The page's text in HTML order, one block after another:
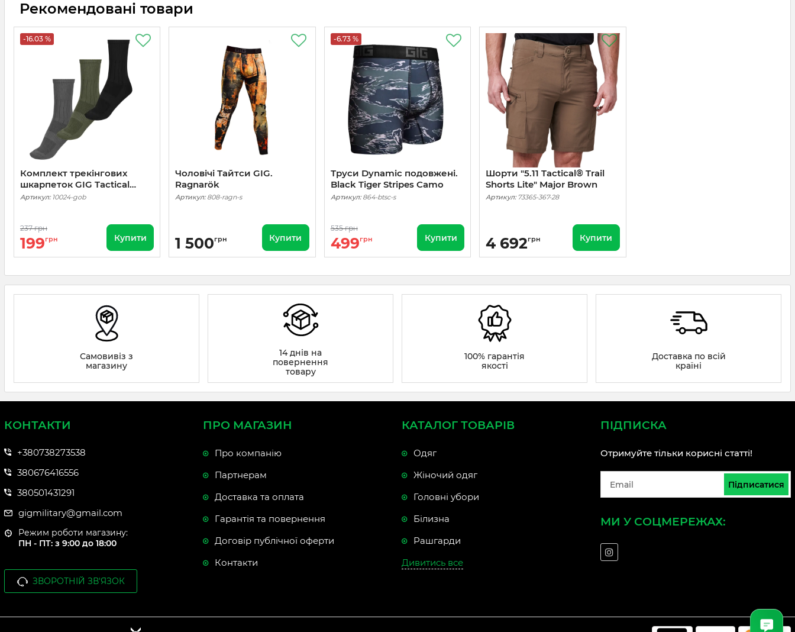
Рекомендовані товари
-16.03 %
Комплект трекінгових
шкарпеток GIG Tactical
socks Gen. 1. 3 пари Сірі,
Артикул: 10024-gob
237 грн
199грн Купити
Чоловічі Тайтси GIG.
Ragnarök
Артикул:808-ragn-s
1 500грн Купити
-6.73 %
Труси Dynamic подовжені.
Black Tiger Stripes Camo
Артикул:864-btsc-s
535 грн
499грн Купити
Шорти "5.11 Tactical® Trail
Shorts Lite" Major Brown
Артикул: 73365-367-28
4 692грн Купити
Самовивіз з
магазину
14 днів на
повернення
товару
100% гарантія
якості
Доставка по всій
країні
КОНТАКТИ
+380738273538
380676416556
380501431291
gigmilitary@gmail.com
Режим роботи магазину:
ПН - ПТ: з 9:00 до 18:00
ЗВОРОТНІЙ ЗВ'ЯЗОК
ПРО МАГАЗИН
Про компанію
Партнерам
Доставка та оплата
Гарантія та повернення
Договір публічної оферти
Контакти
КАТАЛОГ ТОВАРІВ
Одяг
Жіночий одяг
Головні убори
Білизна
Рашгарди
Дивитись все
ПІДПИСКА
Отримуйте тільки корисні статті!
Підписатися
МИ У СОЦМЕРЕЖАХ: